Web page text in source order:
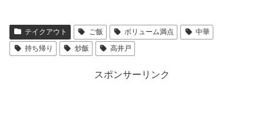
テイクアウト ご飯 ボリューム満点
中華
持ち帰り
炒飯 高井戸
スポンサーリンク